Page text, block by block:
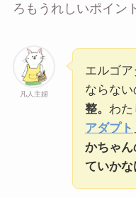
ろもうれしいポイン
凡人主婦
エルゴ
ならない
整。 わた
アダプト
かちゃん
ていかな